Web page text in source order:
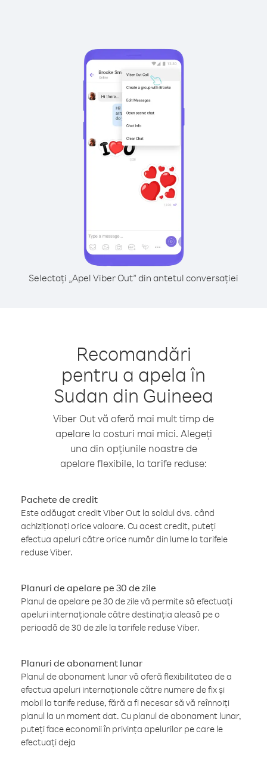
Selectați „Apel Viber Out” din antetul conversației
Recomandări
pentru a apela în
Sudan din Guineea
Viber Out vă oferă mai mult timp de
apelare la costuri mai mici. Alegeți
una din opțiunile noastre de
apelare flexibile, la tarife reduse:
Pachete de credit
Este adăugat credit Viber Out la soldul dvs. când
achiziționați orice valoare. Cu acest credit, puteți
efectua apeluri către orice număr din lume la tarifele
reduse Viber.
Planuri de apelare pe 30 de zile
Planul de apelare pe 30 de zile vă permite să efectuați
apeluri internaționale către destinația aleasă pe o
perioadă de 30 de zile la tarifele reduse Viber.
Planuri de abonament lunar
Planul de abonament lunar vă oferă flexibilitatea de a
efectua apeluri internaționale către numere de fix și
mobil la tarife reduse, fără a fi necesar să vă reînnoiți
planul la un moment dat. Cu planul de abonament lunar,
puteți face economii în privința apelurilor pe care le
efectuați deja